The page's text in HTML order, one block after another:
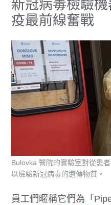
新冠病毒檢驗
疫最前線奮戰
員工們暱稱它們為「
Bulovka 醫院的實驗室對從患
以檢驗新冠病毒的遺傳物質。